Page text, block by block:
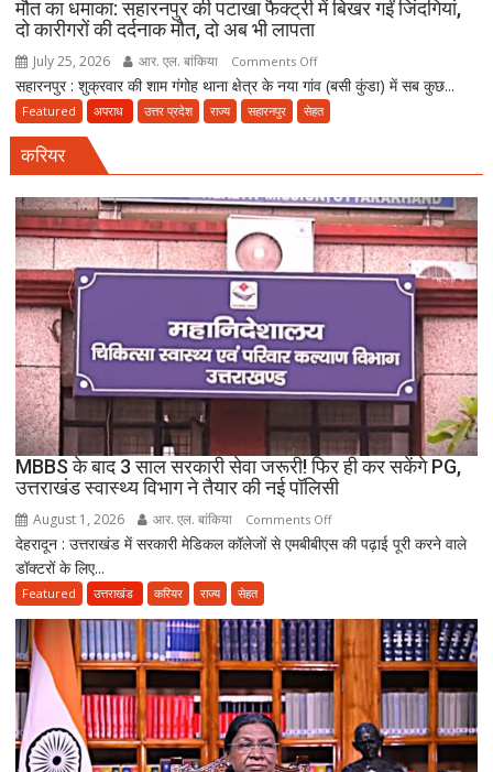
मौत का धमाका: सहारनपुर की पटाखा फैक्ट्री में बिखर गईं जिंदगियां,
दो कारीगरों की दर्दनाक मौत, दो अब भी लापता
July 25, 2026 आर. एल. बांकिया Comments Offon
मौत
का
पटाखा
फैक्ट्री
में
बिखर
जिंदगियां,
दो
की
दर्दनाक
मौत,
दो
अब
भी
लापता
सहारनपुर : शुक्रवार की शाम गंगोह थाना क्षेत्र के नया गांव (बसी कुंडा) में सब कुछ...
Featured अपराध उत्तर प्रदेश राज्य सहारनपुर सेहत
करियर
MBBS के बाद 3 साल सरकारी सेवा जरूरी! फिर ही कर सकेंगे PG,
उत्तराखंड स्वास्थ्य विभाग ने तैयार की नई पॉलिसी
August 1, 2026 आर. एल. बांकिया Comments Offon
MBBS
साल
सरकारी
सेवा
जरूरी!
फिर
ही
देहरादून : उत्तराखंड में सरकारी मेडिकल कॉलेजों से एमबीबीएस की पढ़ाई पूरी करने वाले
डॉक्टरों के लिए...
Featured उत्तराखंड करियर राज्य सेहत